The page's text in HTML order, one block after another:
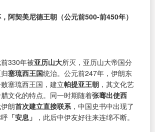
阿契美尼德王朝（公元前500-前450年）
330年被亚历山大所灭，亚历山大帝国分
塞琉西王国统治。公元前247年，伊朗东
塞琉西王国，建立帕提亚王朝 ，其文化艺
文化的特点。同一时期随着张骞出使西
朗首次建立直接联系 ，中国史书中出现了
「安息」 ，此后中伊友好往来连绵不断。